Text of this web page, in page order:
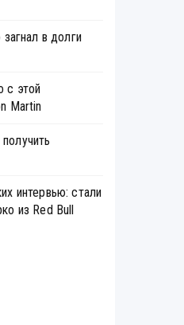
в долги
с этой
Martin
интервью: стали
из Red Bull